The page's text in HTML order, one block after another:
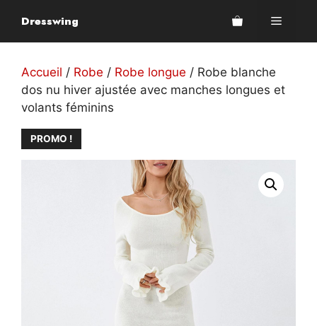
contenu
Dresswing Menu
Accueil / Robe / Robe longue / Robe blanche
dos nu hiver ajustée avec manches longues et
volants féminins
PROMO !